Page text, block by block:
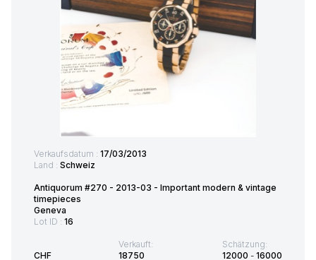
Verkaufsdatum : 17/03/2013
Land : Schweiz
Antiquorum #270 - 2013-03 - Important modern & vintage
timepieces
Geneva
Lot ID : 16
CHF
Verkauft:
18750
Schätzung:
12000 - 16000